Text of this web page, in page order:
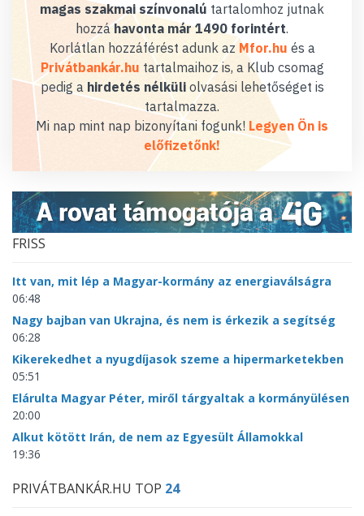
magas szakmai színvonalú tartalomhoz jutnak
hozzáhavonta már 1490 forintért.
Korlátlan hozzáférést adunk az Mfor.hu és a
Privátbankár.hu tartalmaihoz is, a Klub csomag
pedig a hirdetés nélküliolvasási lehetőséget is
tartalmazza.
Mi nap mint nap bizonyítani fogunk! Legyen Ön is
előfizetőnk!
FRISS
Itt van, mit lép a Magyar-kormány az energiaválságra
06:48
Nagy bajban van Ukrajna, és nem is érkezik a segítség
06:28
Kikerekedhet a nyugdíjasok szeme a hipermarketekben
05:51
Elárulta Magyar Péter, miről tárgyaltak a kormányülésen
20:00
Alkut kötött Irán, de nem az Egyesült Államokkal
19:36
PRIVÁTBANKÁR.HU TOP 24